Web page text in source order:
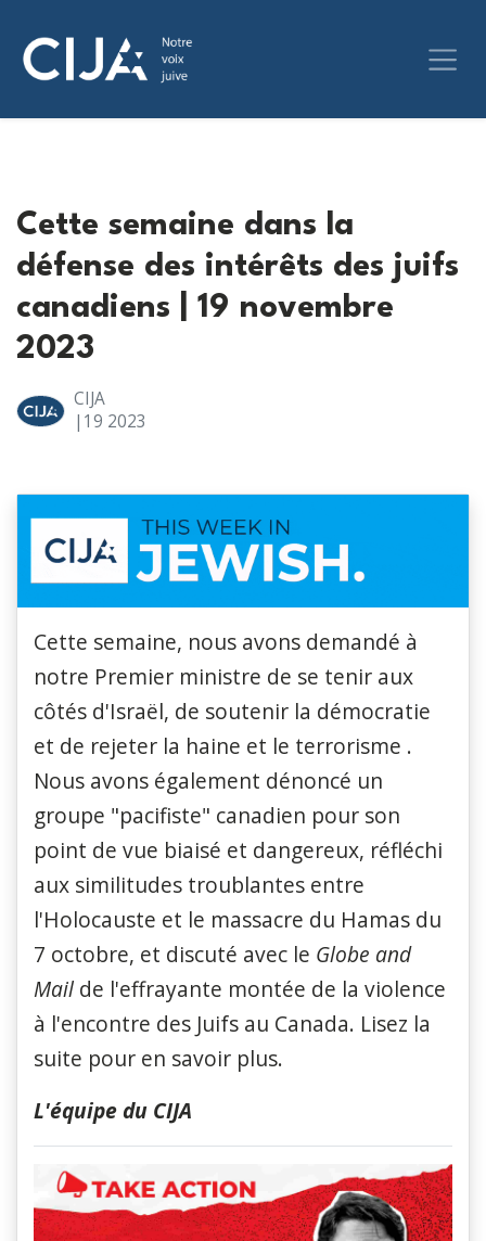
Cette semaine dans la
défense des intérêts des juifs
canadiens | 19 novembre
2023
CIJA
|19 2023
Cette semaine, nous avons demandé à
notre Premier ministre de se tenir aux
côtés d'Israël, de soutenir la démocratie
et de rejeter la haine et le terrorisme .
Nous avons également dénoncé un
groupe "pacifiste" canadien pour son
point de vue biaisé et dangereux, réfléchi
aux similitudes troublantes entre
l'Holocauste et le massacre du Hamas du
7 octobre, et discuté avec le Globe and
Mail de l'effrayante montée de la violence
à l'encontre des Juifs au Canada. Lisez la
suite pour en savoir plus.
L'équipe du CIJA